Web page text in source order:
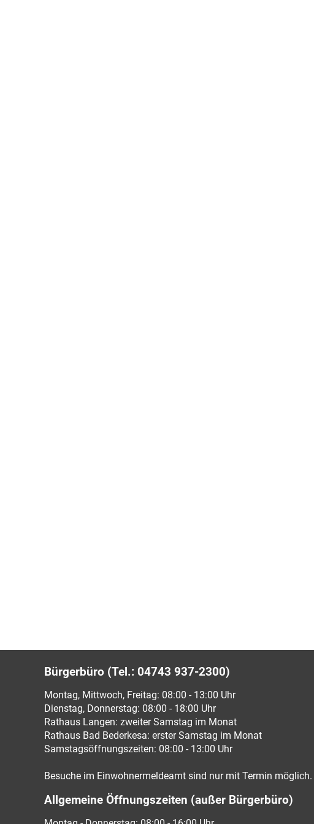
Bürgerbüro (Tel.: 04743 937-2300)
Montag, Mittwoch, Freitag: 08:00 - 13:00 Uhr
Dienstag, Donnerstag: 08:00 - 18:00 Uhr
Rathaus Langen: zweiter Samstag im Monat
Rathaus Bad Bederkesa: erster Samstag im Monat
Samstagsöffnungszeiten: 08:00 - 13:00 Uhr
Besuche im Einwohnermeldeamt sind nur mit Termin möglich.
Allgemeine Öffnungszeiten (außer Bürgerbüro)